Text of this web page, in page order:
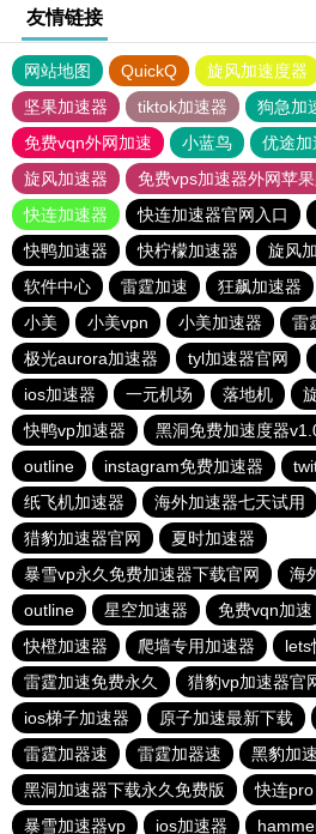
友情链接
网站地图 QuickQ 旋风加速度器
坚果加速器
tiktok加速器
狗急加
免费vqn外网加速
小蓝鸟 优途加
旋风加速器
免费vps加速器外网苹
快连加速器
快连加速器官网入口
快鸭加速器
快柠檬加速器 旋风
软件中心
雷霆加速 狂飙加速器
小美
小美vpn 小美加速器
雷
极光aurora加速器
tyl加速器官网
ios加速器
一元机场 落地机
快鸭vp加速器
黑洞免费加速度器
outline
instagram免费加速器
纸飞机加速器
海外加速器七天试用
猎豹加速器官网
夏时加速器
暴雪vp永久免费加速器下载官网
海
outline
星空加速器 免费vqn加速
快橙加速器
爬墙专用加速器
lets
雷霆加速免费永久
猎豹vp加速器官
ios梯子加速器
原子加速最新下载
雷霆加器速
雷霆加器速
黑豹加
黑洞加速器下载永久免费版
快连pro
暴雪加速器vp
ios加速器